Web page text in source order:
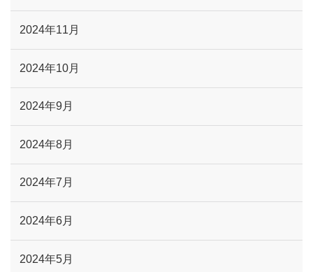
2024年11月
2024年10月
2024年9月
2024年8月
2024年7月
2024年6月
2024年5月